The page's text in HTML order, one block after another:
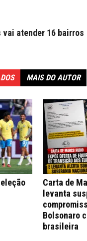
vai atender 16 bairros
MAIS DO AUTOR
Carta de
levanta
Bolsonaro
brasileira